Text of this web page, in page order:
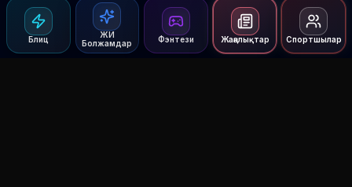
Блиц
ЖИ
Болжамдар
Фэнтези Жаңалықтар Спортшылар